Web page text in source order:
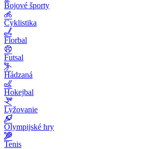
Bojové športy
Cyklistika
Florbal
Futsal
Hádzaná
Hokejbal
Lyžovanie
Olympijské hry
Tenis